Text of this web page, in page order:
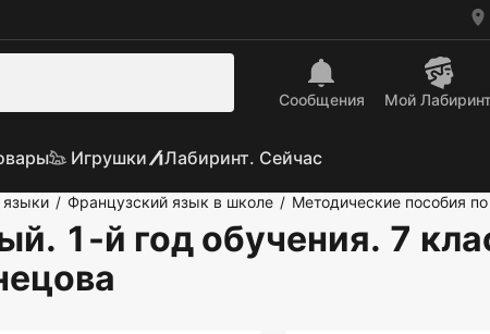
Сообщения Mой Лабиринт
Игрушки Лабиринт. Сейчас
/ Французский язык в школе / Методические пособия
1-й год обучения. 7